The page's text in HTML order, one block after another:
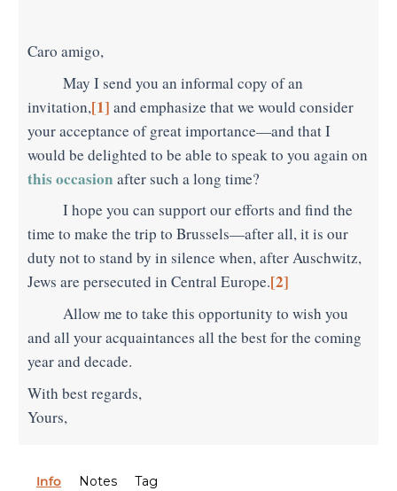
Caro amigo,
May I send you an informal copy of an
invitation,[1] and emphasize that we would consider
your acceptance of great importance—and that I
would be delighted to be able to speak to you again on
this occasion after such a long time?
I hope you can support our efforts and find the
time to make the trip to Brussels—after all, it is our
duty not to stand by in silence when, after Auschwitz,
Jews are persecuted in Central Europe.[2]
Allow me to take this opportunity to wish you
and all your acquaintances all the best for the coming
year and decade.
With best regards,
Yours,
Info Notes Tag